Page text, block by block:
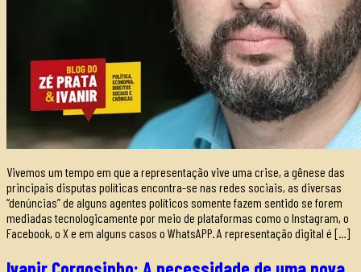
Vivemos um tempo em que a representação vive uma crise, a gênese das
principais disputas políticas encontra-se nas redes sociais, as diversas
“denúncias” de alguns agentes políticos somente fazem sentido se forem
mediadas tecnologicamente por meio de plataformas como o Instagram, o
Facebook, o X e em alguns casos o WhatsAPP. A representação digital é […]